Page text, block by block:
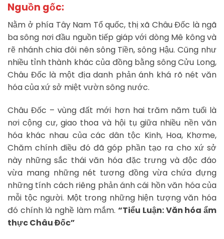
Nguồn gốc:
Nằm ở phía Tây Nam Tổ quốc, thị xã Châu Đốc là ngã
ba sông nơi đầu nguồn tiếp giáp với dòng Mê kông và
rẽ nhánh chia đôi nên sông Tiền, sông Hậu. Cũng như
nhiều tỉnh thành khác của đồng bằng sông Cửu Long,
Châu Đốc là một địa danh phản ánh khá rõ nét văn
hóa của xứ sở miệt vườn sông nước.
Châu Đốc – vùng đất mới hơn hai trăm năm tuổi là
nơi cộng cư, giao thoa và hội tụ giữa nhiều nền văn
hóa khác nhau của các dân tộc Kinh, Hoa, Khơme,
Chăm chính điều đó đã góp phần tạo ra cho xứ sở
này những sắc thái văn hóa đặc trưng và độc đáo
vừa mang những nét tương đồng vừa chứa đựng
những tính cách riêng phản ánh cái hồn văn hóa của
mỗi tộc người. Một trong những hiện tượng văn hóa
đó chính là nghề làm mắm.“Tiểu Luận: Văn hóa ẩm
thực Châu Đốc”